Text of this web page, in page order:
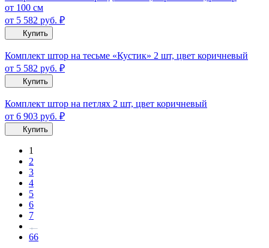
от 100 см
от 5 582 руб. ₽
Купить
Комплект штор на тесьме «Кустик» 2 шт, цвет коричневый
от 5 582 руб. ₽
Купить
Комплект штор на петлях 2 шт, цвет коричневый
от 6 903 руб. ₽
Купить
1
2
3
4
5
6
7
66